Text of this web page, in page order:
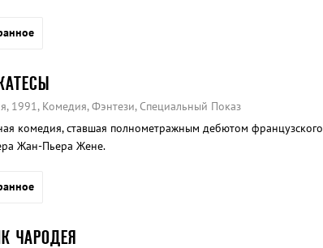
1991, Комедия, Фэнтези, Специальный Показ
комедия, ставшая полнометражным дебютом французского
Жан-Пьера Жене.
ЧАРОДЕЯ